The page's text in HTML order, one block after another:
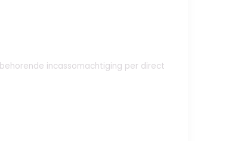
incassomachtiging per direct